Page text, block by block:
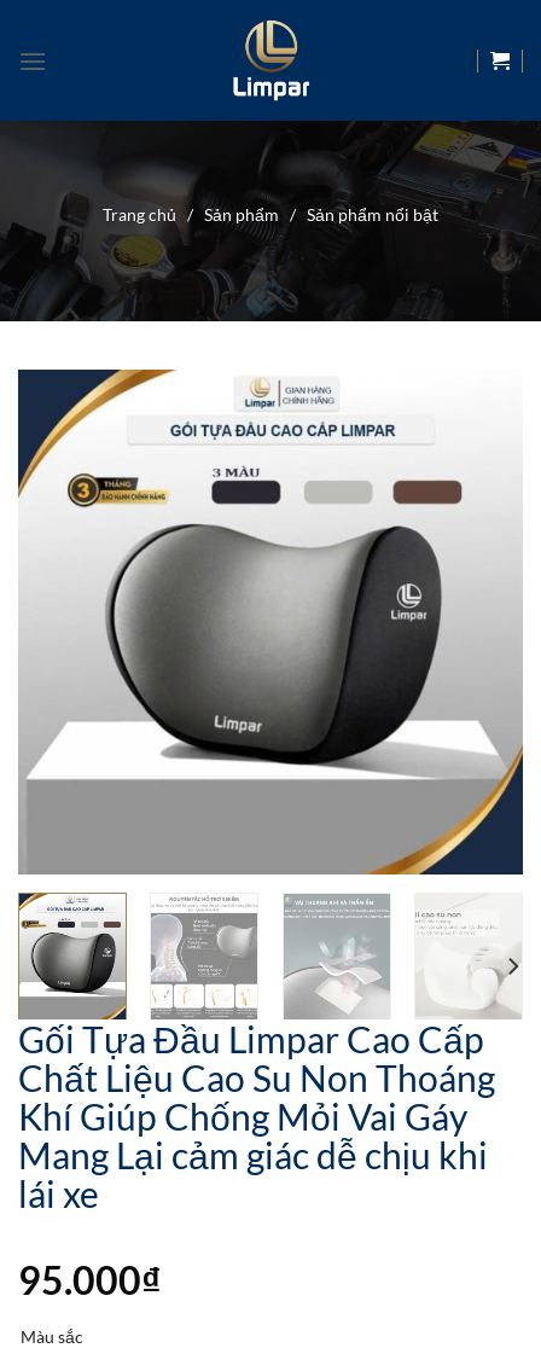
content
Trang chủ / Sản phẩm / Sản phẩm nổi bật
Gối Tựa Đầu Limpar Cao Cấp
Chất Liệu Cao Su Non Thoáng
Khí Giúp Chống Mỏi Vai Gáy
Mang Lại cảm giác dễ chịu khi
lái xe
95.000₫
Màu sắc